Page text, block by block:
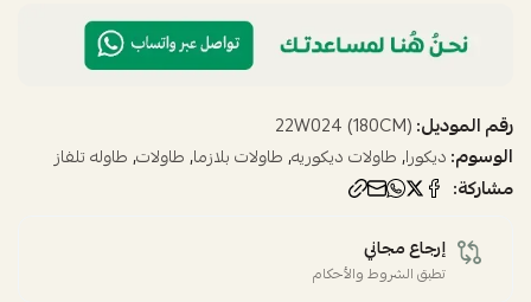
رقم الموديل:22W024 (180CM)
الوسوم:ديكورا,طاولات ديكوريه,طاولات بلازما,طاولات,طاوله تلفاز
مشاركة:
إرجاع مجاني
تطبق الشروط والأحكام